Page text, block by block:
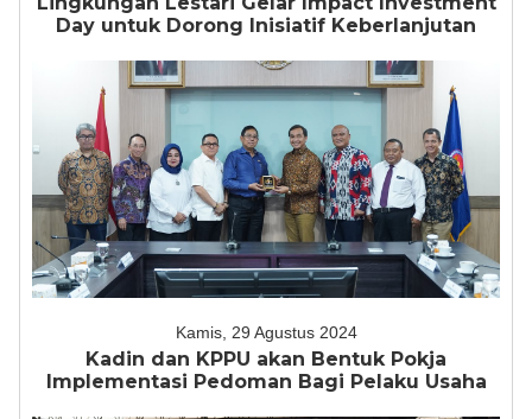
Day untuk Dorong Inisiatif Keberlanjutan
Kamis, 29 Agustus 2024
Kadin dan KPPU akan Bentuk Pokja
Implementasi Pedoman Bagi Pelaku Usaha